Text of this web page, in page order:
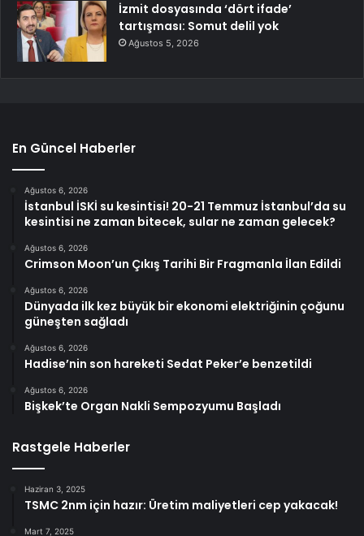
İzmit dosyasında ‘dört ifade’
tartışması: Somut delil yok
Ağustos 5, 2026
En Güncel Haberler
Ağustos 6, 2026
İstanbul İSKİ su kesintisi! 20-21 Temmuz İstanbul’da su
kesintisi ne zaman bitecek, sular ne zaman gelecek?
Ağustos 6, 2026
Crimson Moon’un Çıkış Tarihi Bir Fragmanla İlan Edildi
Ağustos 6, 2026
Dünyada ilk kez büyük bir ekonomi elektriğinin çoğunu
güneşten sağladı
Ağustos 6, 2026
Hadise’nin son hareketi Sedat Peker’e benzetildi
Ağustos 6, 2026
Bişkek’te Organ Nakli Sempozyumu Başladı
Rastgele Haberler
Haziran 3, 2025
TSMC 2nm için hazır: Üretim maliyetleri cep yakacak!
Mart 7, 2025